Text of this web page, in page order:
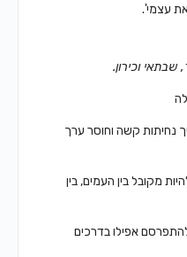
עצמי'.
שבתאי וכירון.
נחיתות קשהוחוסר ערך
מקובלבין העמים, בין
להתפרסםאפילו בדרכים